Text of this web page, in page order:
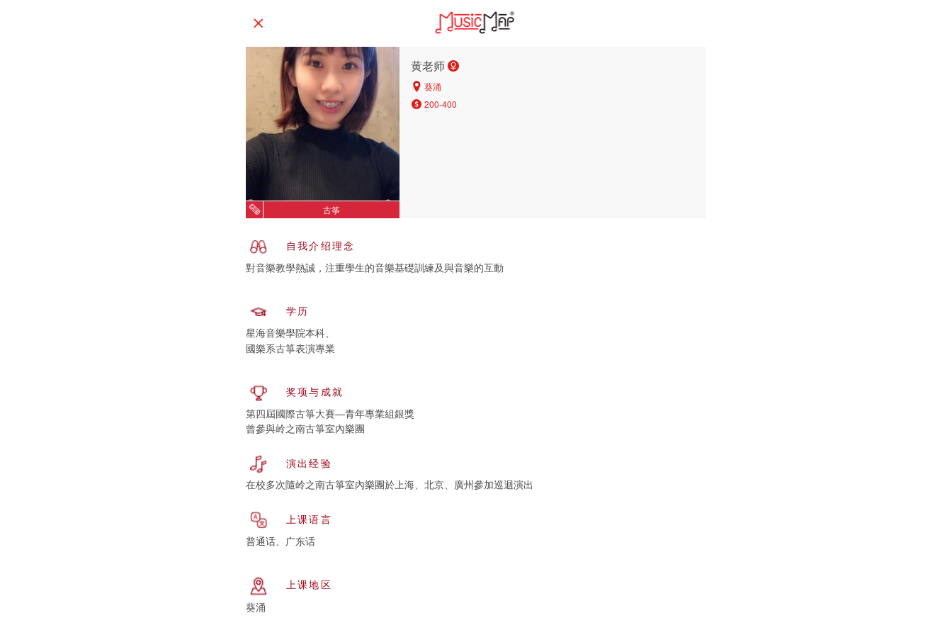
古筝
黄老师
葵涌
200-400
自我介绍理念
学历
星海音樂學院本科、
國樂系古箏表演專業
奖项与成就
第四屆國際古箏大賽—青年專業組銀獎
曾參與岭之南古箏室內樂團
演出经验
在校多次隨岭之南古箏室內樂團於上海、北京、廣州參加巡迴演出
上课语言
普通话、广东话
上课地区
葵涌